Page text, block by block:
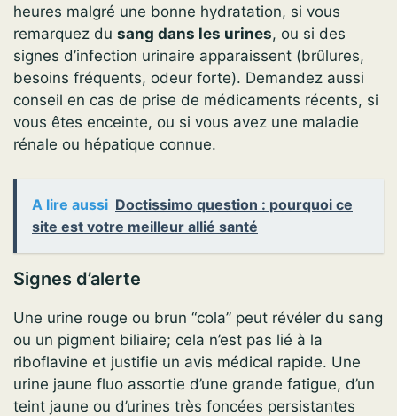
heures malgré une bonne hydratation, si vous
remarquez du sang dans les urines, ou si des
signes d’infection urinaire apparaissent (brûlures,
besoins fréquents, odeur forte). Demandez aussi
conseil en cas de prise de médicaments récents, si
vous êtes enceinte, ou si vous avez une maladie
rénale ou hépatique connue.
A lire aussi Doctissimo question : pourquoi ce
site est votre meilleur allié santé
Signes d’alerte
Une urine rouge ou brun “cola” peut révéler du sang
ou un pigment biliaire; cela n’est pas lié à la
riboflavine et justifie un avis médical rapide. Une
urine jaune fluo assortie d’une grande fatigue, d’un
teint jaune ou d’urines très foncées persistantes